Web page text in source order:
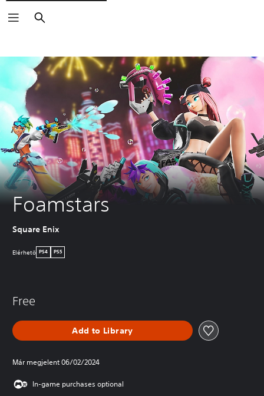
Keresés
Foamstars
Square Enix
Elérhetö PS4 PS5
Free
Add to Library
Már megjelent 06/02/2024
In-game purchases optional